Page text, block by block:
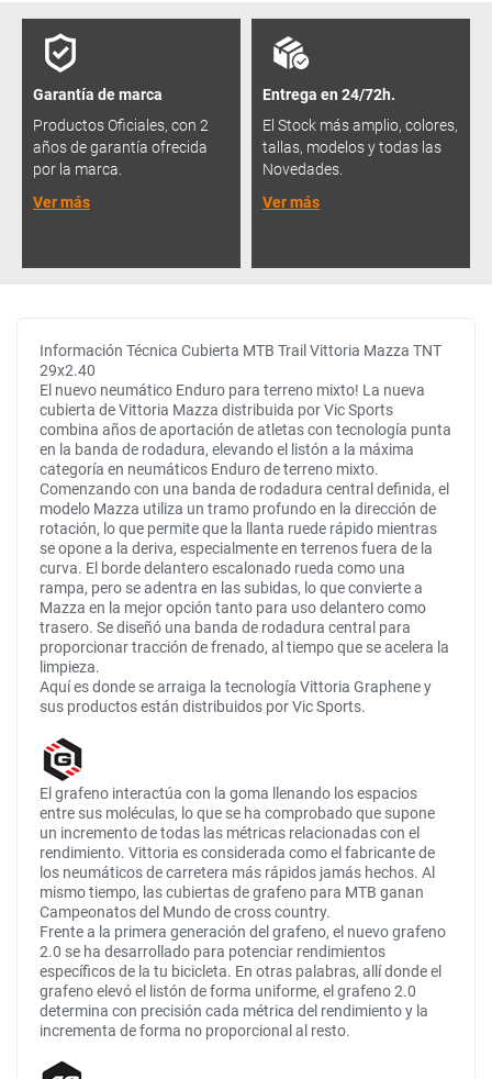
Garantía de marca
Productos Oficiales, con 2
años de garantía ofrecida
por la marca.
Ver más
Entrega en 24/72h.
El Stock más amplio, colores,
tallas, modelos y todas las
Novedades.
Ver más
Información Técnica Cubierta MTB Trail Vittoria Mazza TNT
29x2.40
El nuevo neumático Enduro para terreno mixto! La nueva
cubierta de Vittoria Mazza distribuida por Vic Sports
combina años de aportación de atletas con tecnología punta
en la banda de rodadura, elevando el listón a la máxima
categoría en neumáticos Enduro de terreno mixto.
Comenzando con una banda de rodadura central definida, el
modelo Mazza utiliza un tramo profundo en la dirección de
rotación, lo que permite que la llanta ruede rápido mientras
se opone a la deriva, especialmente en terrenos fuera de la
curva. El borde delantero escalonado rueda como una
rampa, pero se adentra en las subidas, lo que convierte a
Mazza en la mejor opción tanto para uso delantero como
trasero. Se diseñó una banda de rodadura central para
proporcionar tracción de frenado, al tiempo que se acelera la
limpieza.
Aquí es donde se arraiga la tecnología Vittoria Graphene y
sus productos están distribuidos por Vic Sports.
El grafeno interactúa con la goma llenando los espacios
entre sus moléculas, lo que se ha comprobado que supone
un incremento de todas las métricas relacionadas con el
rendimiento. Vittoria es considerada como el fabricante de
los neumáticos de carretera más rápidos jamás hechos. Al
mismo tiempo, las cubiertas de grafeno para MTB ganan
Campeonatos del Mundo de cross country.
Frente a la primera generación del grafeno, el nuevo grafeno
2.0 se ha desarrollado para potenciar rendimientos
específicos de la tu bicicleta. En otras palabras, allí donde el
grafeno elevó el listón de forma uniforme, el grafeno 2.0
determina con precisión cada métrica del rendimiento y la
incrementa de forma no proporcional al resto.